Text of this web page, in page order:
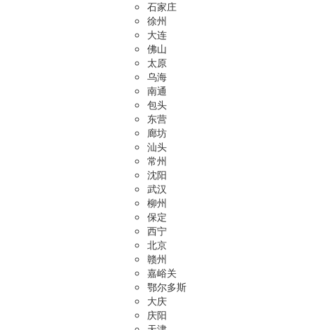
石家庄
徐州
大连
佛山
太原
乌海
南通
包头
东营
廊坊
汕头
常州
沈阳
武汉
柳州
保定
西宁
北京
赣州
嘉峪关
鄂尔多斯
大庆
庆阳